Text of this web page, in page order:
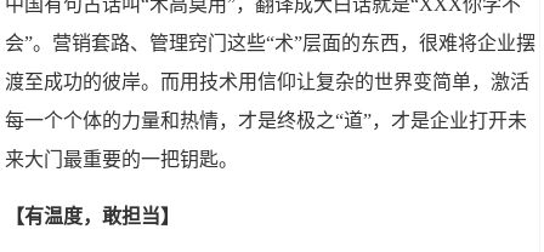
中国有句古话叫“术高莫用”，翻译成大白话就是“XXX你学不
会”。营销套路、管理窍门这些“术”层面的东西，很难将企业摆
渡至成功的彼岸。而用技术用信仰让复杂的世界变简单，激活
每一个个体的力量和热情，才是终极之“道”，才是企业打开未
来大门最重要的一把钥匙。
【有温度，敢担当】